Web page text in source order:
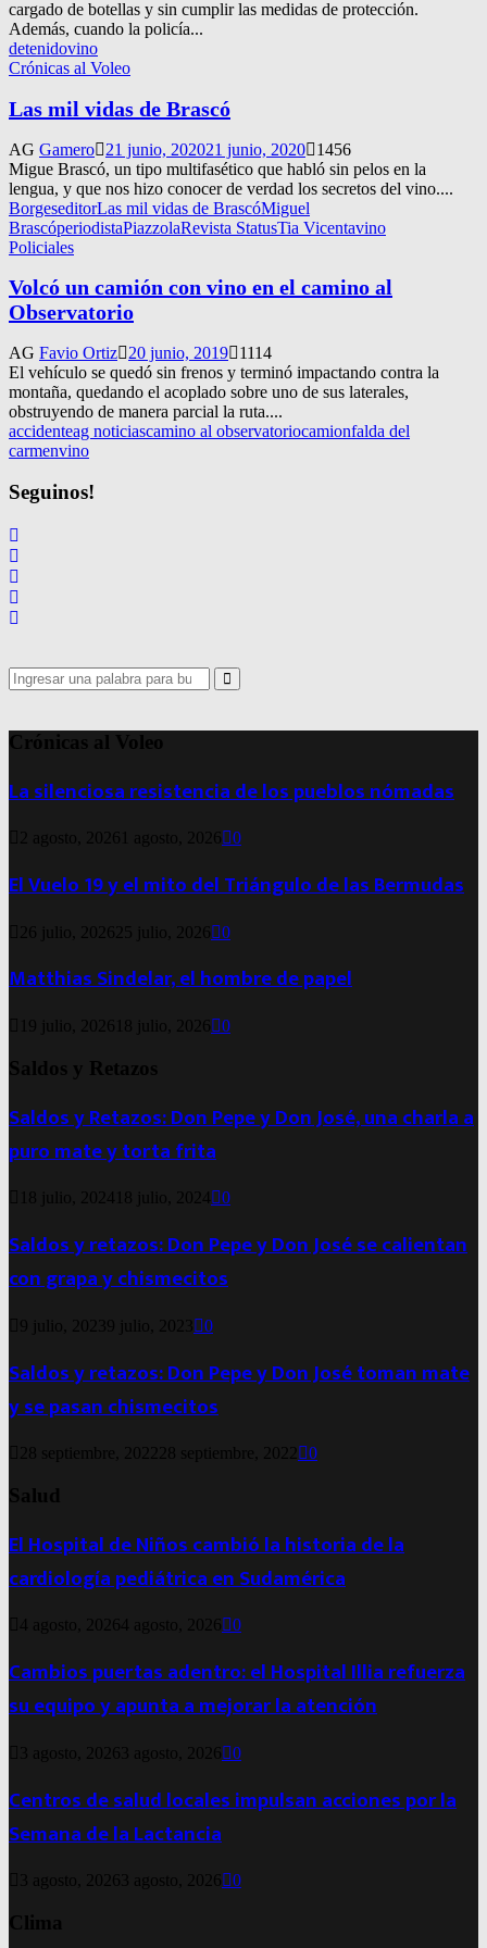
cargado de botellas y sin cumplir las medidas de protección.
Además, cuando la policía...
detenidovino
Crónicas al Voleo
Las mil vidas de Brascó
AG Gamero 21 junio, 202021 junio, 2020
1456
Migue Brascó, un tipo multifasético que habló sin pelos en la
lengua, y que nos hizo conocer de verdad los secretos del vino....
BorgeseditorLas mil vidas de BrascóMiguel
BrascóperiodistaPiazzolaRevista StatusTia Vicentavino
Policiales
Volcó un camión con vino en el camino al
Observatorio
AG Favio Ortiz 20 junio, 2019
1114
El vehículo se quedó sin frenos y terminó impactando contra la
montaña, quedando el acoplado sobre uno de sus laterales,
obstruyendo de manera parcial la ruta....
accidenteag noticiascamino al observatoriocamionfalda del
carmenvino
Seguinos!
Search
for:
Search
Crónicas al Voleo
La silenciosa resistencia de los pueblos nómadas
2 agosto, 2026 1 agosto, 2026 0
El Vuelo 19 y el mito del Triángulo de las Bermudas
26 julio, 2026 25 julio, 2026 0
Matthias Sindelar, el hombre de papel
19 julio, 2026 18 julio, 2026 0
Saldos y Retazos
Saldos y Retazos: Don Pepe y Don José, una charla a
puro mate y torta frita
18 julio, 2024 18 julio, 2024 0
Saldos y retazos: Don Pepe y Don José se calientan
con grapa y chismecitos
9 julio, 20239 julio, 2023 0
Saldos y retazos: Don Pepe y Don José toman mate
y se pasan chismecitos
28 septiembre, 2022 28 septiembre, 2022 0
Salud
El Hospital de Niños cambió la historia de la
cardiología pediátrica en Sudamérica
4 agosto, 20264 agosto, 2026 0
Cambios puertas adentro: el Hospital Illia refuerza
su equipo y apunta a mejorar la atención
3 agosto, 2026 3 agosto, 2026 0
Centros de salud locales impulsan acciones por la
Semana de la Lactancia
3 agosto, 2026 3 agosto, 2026 0
Clima